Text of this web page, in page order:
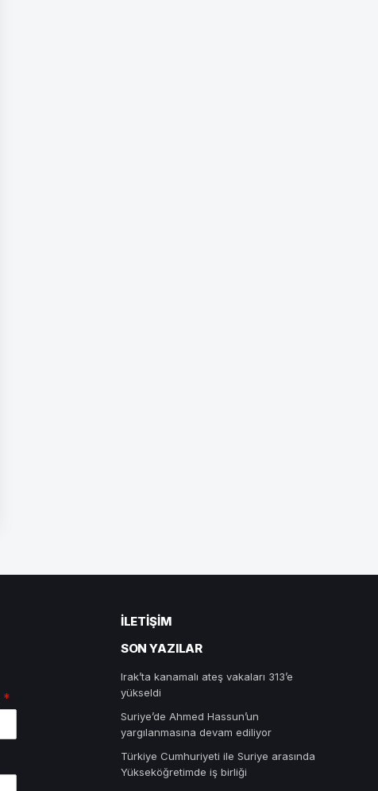
*
İLETIŞIM
SON YAZILAR
Irak’ta kanamalı ateş vakaları 313’e
yükseldi
Suriye’de Ahmed Hassun’un
yargılanmasına devam ediliyor
Türkiye Cumhuriyeti ile Suriye arasında
Yükseköğretimde iş birliği